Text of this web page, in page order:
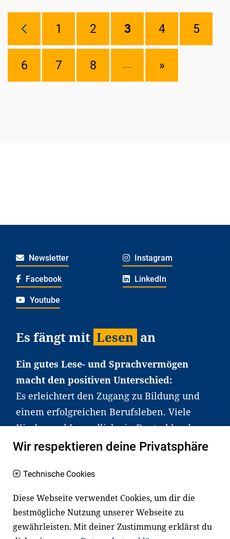
1 2 3 4 5
6 7 8 .... »
Newsletter Instagram
Facebook LinkedIn
Youtube
Es fängt mit Lesen an
Ein gutes Lese- und Sprachvermögen
macht den positiven Unterschied:
Es erleichtert den Zugang zu Bildung und
einem erfolgreichen Berufsleben. Viele
Kinder und Jugendliche in Deutschland
haben aber große Schwierigkeiten dabei.
an Familien sowie an Erzieher*innen,
Lehrer*innen und andere
Fachexpert*innen. Dafür arbeiten wir eng
mit Ministerien, wissenschaftlichen
Wir respektieren deine Privatsphäre
Technische Cookies
Diese Webseite verwendet Cookies, um dir die
bestmögliche Nutzung unserer Webseite zu
gewährleisten. Mit deiner Zustimmung erklärst du